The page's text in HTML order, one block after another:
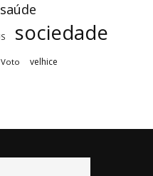
saúde
sociedade
velhice